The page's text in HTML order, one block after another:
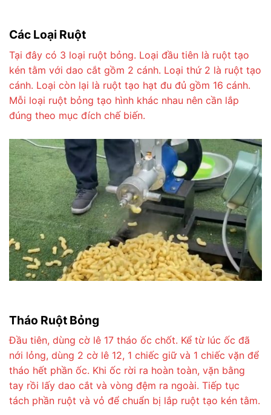
Các Loại Ruột
Tại đây có 3 loại ruột bỏng. Loại đầu tiên là ruột tạo
kén tằm với dao cắt gồm 2 cánh. Loại thứ 2 là ruột tạo
cánh. Loại còn lại là ruột tạo hạt đu đủ gồm 16 cánh.
Mỗi loại ruột bỏng tạo hình khác nhau nên cần lắp
đúng theo mục đích chế biến.
Tháo Ruột Bỏng
Đầu tiên, dùng cờ lê 17 tháo ốc chốt. Kể từ lúc ốc đã
nới lỏng, dùng 2 cờ lê 12, 1 chiếc giữ và 1 chiếc vặn để
tháo hết phần ốc. Khi ốc rời ra hoàn toàn, vặn bằng
tay rồi lấy dao cắt và vòng đệm ra ngoài. Tiếp tục
tách phần ruột và vỏ để chuẩn bị lắp ruột tạo kén tằm.